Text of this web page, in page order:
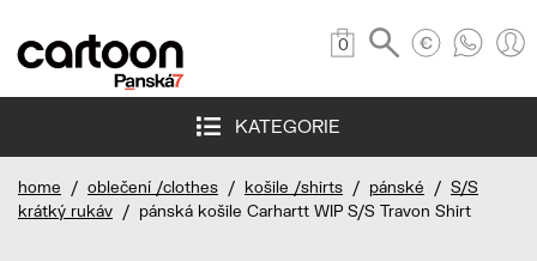
0
KATEGORIE
home / oblečení /clothes / košile /shirts / pánské / S/S
krátký rukáv / pánská košile Carhartt WIP S/S Travon Shirt